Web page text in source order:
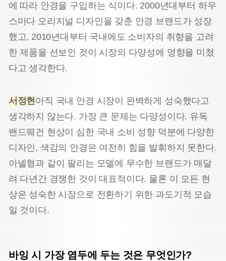
에 따라 안경을 구입하는 식이다. 2000년대부터 하우
스마다 오리지널 디자인을 갖춘 안경 브랜드가 성장
했고, 2010년대부터 국내에도 소비자의 취향을 고려
한 제품을 선보인 것이 시장의 다양성에 영향을 미쳤
다고 생각한다.
서정현 아직 국내 안경 시장이 완벽하게 성숙했다고
생각하지 않는다. 가장 큰 문제는 다양성이다. 유독
밴드웨건 현상이 심한 국내 소비 성향 덕분에 다양한
디자인, 색감의 안경은 여전히 힘을 발휘하지 못한다.
아넬형과 같이 팔리는 모델에 무수한 브랜드가 매달
려 다년간 경쟁한 것이 대표적이다. 물론 이 모든 현
상은 성숙한 시장으로 전환하기 위한 과도기적 모습
일 것이다.
바잉 시 가장 염두에 두는 것은 무엇인가?